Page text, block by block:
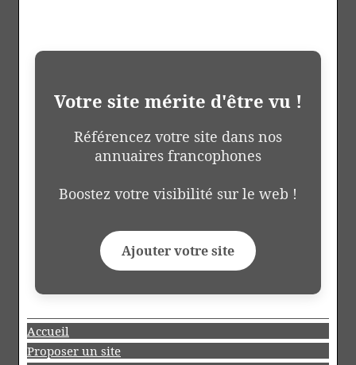
Votre site mérite d'être vu !
Référencez votre site dans nos
annuaires francophones
Boostez votre visibilité sur le web !
Ajouter votre site
Accueil
Proposer un site